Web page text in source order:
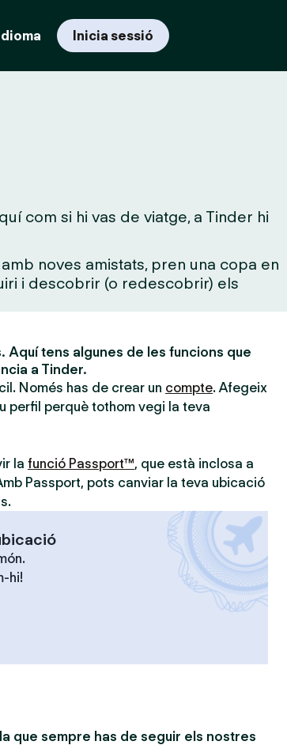
Inicia sessió
com si hi vas de viatge, a Tinder hi
noves amistats, pren una copa en
i descobrir (o redescobrir) els
Aquí tens algunes de les funcions que
a Tinder.
Només has de crear un compte. Afegeix
perfil perquè tothom vegi la teva
la funció Passport™, que està inclosa a
Passport, pots canviar la teva ubicació
hi!
que sempre has de seguir els nostres